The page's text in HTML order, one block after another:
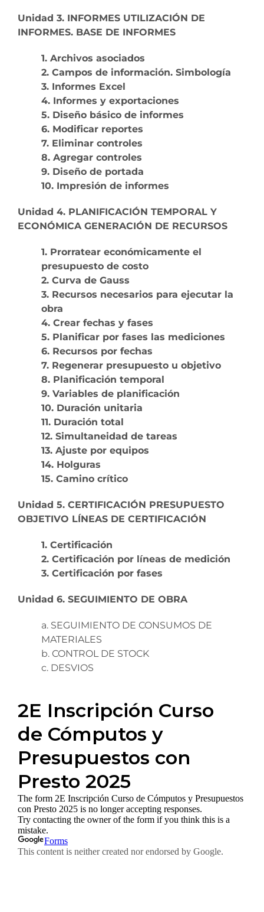
Unidad 3. INFORMES UTILIZACIÓN DE
INFORMES. BASE DE INFORMES
1. Archivos asociados
2. Campos de información. Simbología
3. Informes Excel
4. Informes y exportaciones
5. Diseño básico de informes
6. Modificar reportes
7. Eliminar controles
8. Agregar controles
9. Diseño de portada
10. Impresión de informes
Unidad 4. PLANIFICACIÓN TEMPORAL Y
ECONÓMICA GENERACIÓN DE RECURSOS
1. Prorratear económicamente el
presupuesto de costo
2. Curva de Gauss
3. Recursos necesarios para ejecutar la
obra
4. Crear fechas y fases
5. Planificar por fases las mediciones
6. Recursos por fechas
7. Regenerar presupuesto u objetivo
8. Planificación temporal
9. Variables de planificación
10. Duración unitaria
11. Duración total
12. Simultaneidad de tareas
13. Ajuste por equipos
14. Holguras
15. Camino crítico
Unidad 5. CERTIFICACIÓN PRESUPUESTO
OBJETIVO LÍNEAS DE CERTIFICACIÓN
1. Certificación
2. Certificación por líneas de medición
3. Certificación por fases
Unidad 6. SEGUIMIENTO DE OBRA
a. SEGUIMIENTO DE CONSUMOS DE
MATERIALES
b. CONTROL DE STOCK
c. DESVIOS